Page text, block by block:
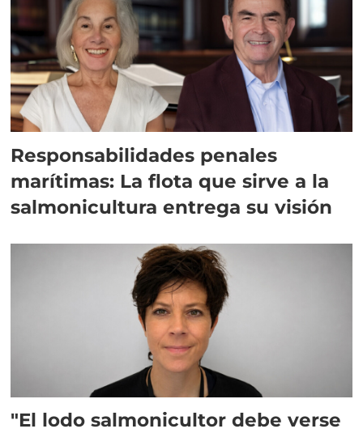
Responsabilidades penales
marítimas: La flota que sirve a la
salmonicultura entrega su visión
"El lodo salmonicultor debe verse